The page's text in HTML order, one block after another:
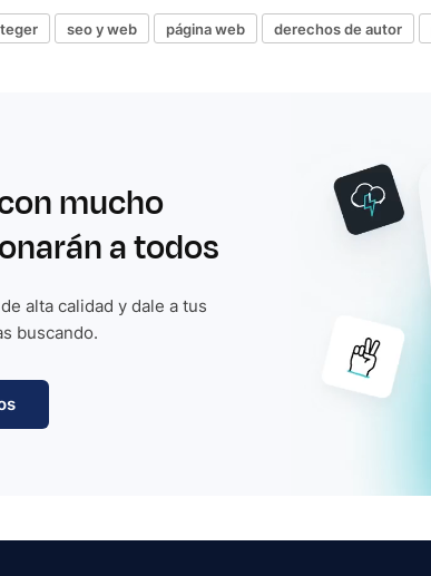
seo y web página web derechos de autor
mucho
a todos
alta calidad y dale a tus
buscando.